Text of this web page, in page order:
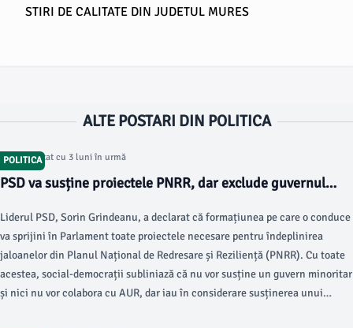
STIRI DE CALITATE DIN JUDETUL MURES
ALTE POSTARI DIN POLITICA
POLITICA
Articol postat cu 3 luni în urmă
PSD va susține proiectele PNRR, dar exclude guvernul
Liderul PSD, Sorin Grindeanu, a declarat că formațiunea pe care o conduce
va sprijini în Parlament toate proiectele necesare pentru îndeplinirea
jaloanelor din Planul Național de Redresare și Reziliență (PNRR). Cu toate
acestea, social-democrații subliniază că nu vor susține un guvern minoritar
și nici nu vor colabora cu AUR, dar iau în considerare susținerea unui